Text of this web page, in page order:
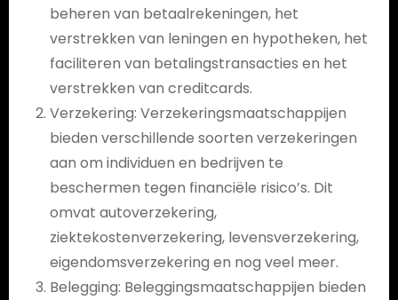
beheren van betaalrekeningen, het
verstrekken van leningen en hypotheken, het
faciliteren van betalingstransacties en het
verstrekken van creditcards.
Verzekering: Verzekeringsmaatschappijen
bieden verschillende soorten verzekeringen
aan om individuen en bedrijven te
beschermen tegen financiële risico’s. Dit
omvat autoverzekering,
ziektekostenverzekering, levensverzekering,
eigendomsverzekering en nog veel meer.
Belegging: Beleggingsmaatschappijen bieden